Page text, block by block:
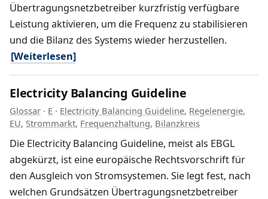
Übertragungsnetzbetreiber kurzfristig verfügbare
Leistung aktivieren, um die Frequenz zu stabilisieren
und die Bilanz des Systems wieder herzustellen.
[Weiterlesen]
Electricity Balancing Guideline
Glossar · E · Electricity Balancing Guideline, Regelenergie,
EU, Strommarkt, Frequenzhaltung, Bilanzkreis
Die Electricity Balancing Guideline, meist als EBGL
abgekürzt, ist eine europäische Rechtsvorschrift für
den Ausgleich von Stromsystemen. Sie legt fest, nach
welchen Grundsätzen Übertragungsnetzbetreiber